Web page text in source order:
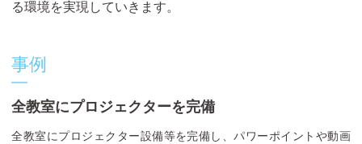
る環境を実現していきます。
事例
全教室にプロジェクターを完備
全教室にプロジェクター設備等を完備し、パワーポイントや動画